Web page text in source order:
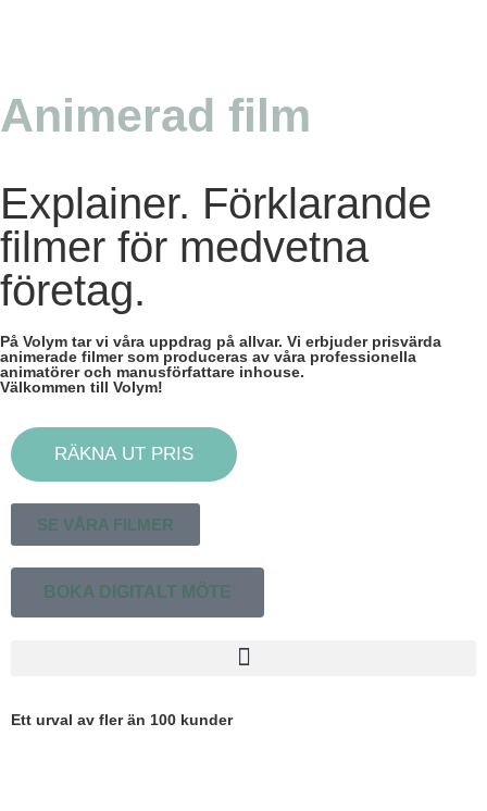
Animerad film
Explainer. Förklarande
filmer för medvetna
företag.
På Volym tar vi våra uppdrag på allvar. Vi erbjuder prisvärda
animerade filmer som produceras av våra professionella
animatörer och manusförfattare inhouse.
Välkommen till Volym!
RÄKNA UT PRIS
SE VÅRA FILMER
BOKA DIGITALT MÖTE
Ett urval av fler än 100 kunder